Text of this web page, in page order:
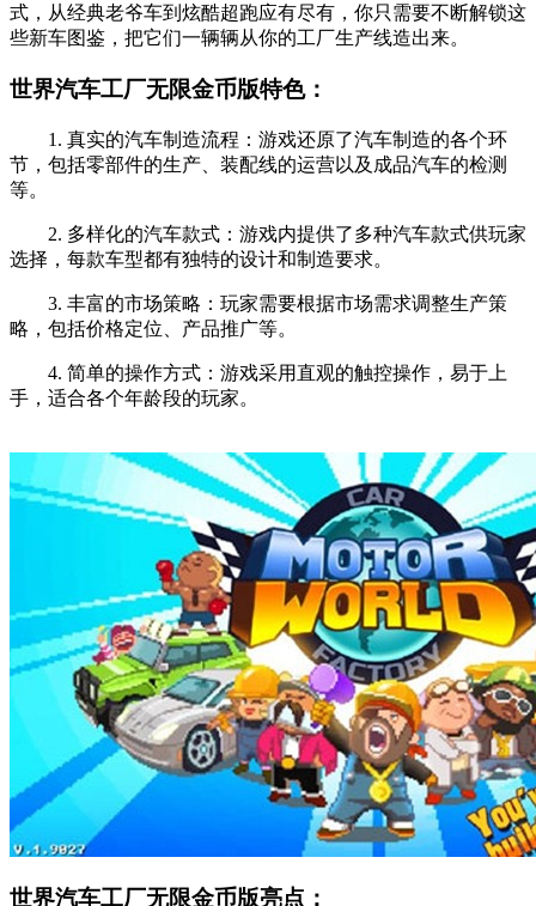
式，从经典老爷车到炫酷超跑应有尽有，你只需要不断解锁这
些新车图鉴，把它们一辆辆从你的工厂生产线造出来。
世界汽车工厂无限金币版特色：
1. 真实的汽车制造流程：游戏还原了汽车制造的各个环
节，包括零部件的生产、装配线的运营以及成品汽车的检测
等。
2. 多样化的汽车款式：游戏内提供了多种汽车款式供玩家
选择，每款车型都有独特的设计和制造要求。
3. 丰富的市场策略：玩家需要根据市场需求调整生产策
略，包括价格定位、产品推广等。
4. 简单的操作方式：游戏采用直观的触控操作，易于上
手，适合各个年龄段的玩家。
世界汽车工厂无限金币版亮点：